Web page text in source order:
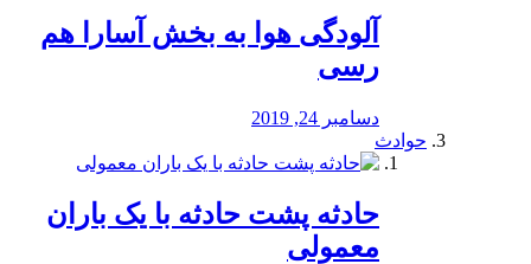
آلودگی هوا به بخش آسارا هم
رسی
دسامبر 24, 2019
حوادث
️حادثه پشت حادثه با یک باران
معمولی